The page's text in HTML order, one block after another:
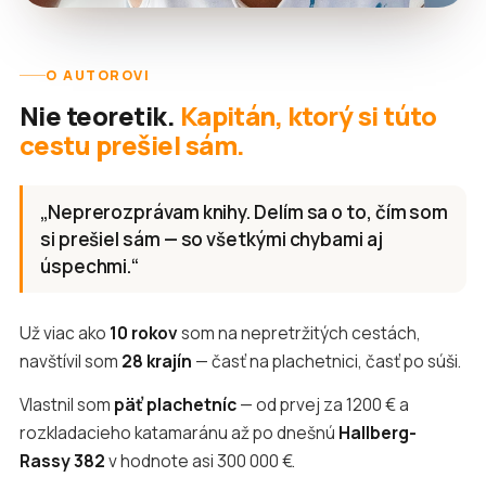
O AUTOROVI
Nie teoretik. Kapitán, ktorý si túto
cestu prešiel sám.
„Neprerozprávam knihy. Delím sa o to, čím som
si prešiel sám — so všetkými chybami aj
úspechmi.“
Už viac ako 10 rokovsom na nepretržitých cestách,
navštívil som 28 krajín — časť na plachetnici, časť po súši.
Vlastnil som päť plachetníc— od prvej za 1200 € a
rozkladacieho katamaránu až po dnešnú Hallberg-
Rassy 382v hodnote asi 300 000 €.